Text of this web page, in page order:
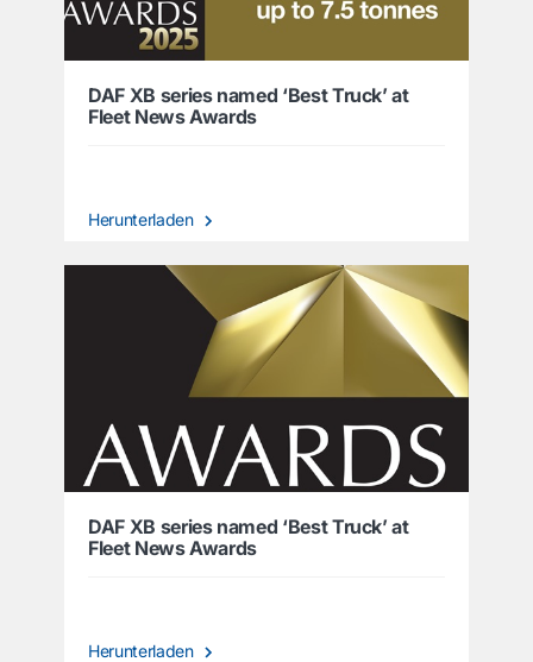
DAF XB series named ‘Best Truck’ at
Fleet News Awards
Herunterladen
DAF XB series named ‘Best Truck’ at
Fleet News Awards
Herunterladen